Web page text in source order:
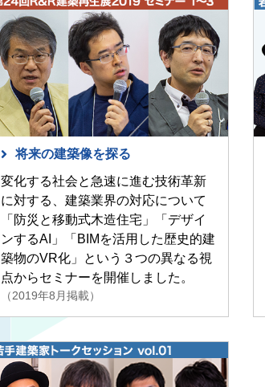
将来の建築像を探る
変化する社会と急速に進む技術革新
に対する、建築業界の対応について
「防災と移動式木造住宅」「デザイ
ンするAI」「BIMを活用した歴史的建
築物のVR化」という３つの異なる視
点からセミナーを開催しました。
（2019年8月掲載）